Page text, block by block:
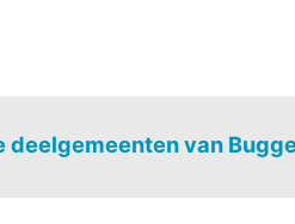
van